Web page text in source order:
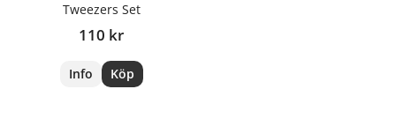
Tweezers Set
110 kr
Info Köp